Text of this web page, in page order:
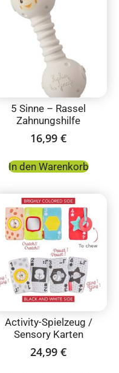
5 Sinne – Rassel
Zahnungshilfe
16,99 €
In den Warenkorb
Activity-Spielzeug /
Sensory Karten
24,99 €